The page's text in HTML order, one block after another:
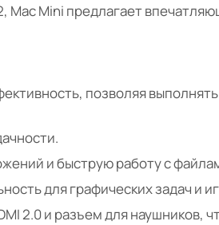
Mini предлагает
позволяя
и быструю работу с
для графических задач и
2.0 и разъем для наушников,